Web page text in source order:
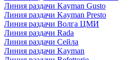
Линия раздачи Kayman Gusto
Линия раздачи Kayman Presto
Линия раздачи Волга ЦМИ
Линия раздачи Rada
Линия раздачи Сейла
Линия раздачи Kayman